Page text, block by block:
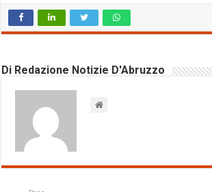
Di Redazione Notizie D'Abruzzo